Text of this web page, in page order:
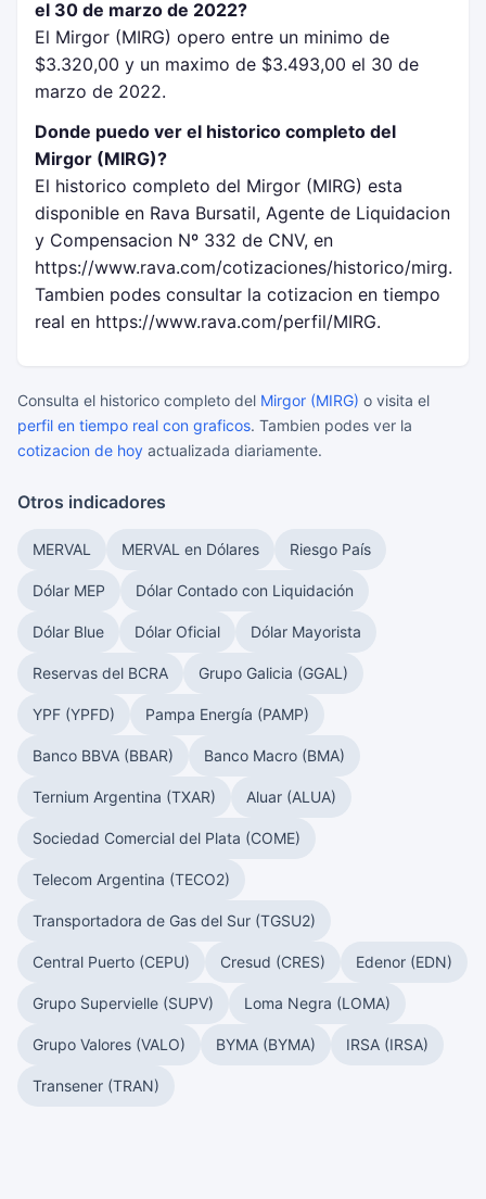
el 30 de marzo de 2022?
El Mirgor (MIRG) opero entre un minimo de
$3.320,00 y un maximo de $3.493,00 el 30 de
marzo de 2022.
Donde puedo ver el historico completo del
Mirgor (MIRG)?
El historico completo del Mirgor (MIRG) esta
disponible en Rava Bursatil, Agente de Liquidacion
y Compensacion Nº 332 de CNV, en
https://www.rava.com/cotizaciones/historico/mirg.
Tambien podes consultar la cotizacion en tiempo
real en https://www.rava.com/perfil/MIRG.
Consulta el historico completo del Mirgor (MIRG) o visita el
perfil en tiempo real con graficos. Tambien podes ver la
cotizacion de hoy actualizada diariamente.
Otros indicadores
MERVAL MERVAL en Dólares Riesgo País
Dólar MEP Dólar Contado con Liquidación
Dólar Blue Dólar Oficial Dólar Mayorista
Reservas del BCRA Grupo Galicia (GGAL)
YPF (YPFD) Pampa Energía (PAMP)
Banco BBVA (BBAR) Banco Macro (BMA)
Ternium Argentina (TXAR) Aluar (ALUA)
Sociedad Comercial del Plata (COME)
Telecom Argentina (TECO2)
Transportadora de Gas del Sur (TGSU2)
Central Puerto (CEPU) Cresud (CRES) Edenor (EDN)
Grupo Supervielle (SUPV) Loma Negra (LOMA)
Grupo Valores (VALO) BYMA (BYMA) IRSA (IRSA)
Transener (TRAN)